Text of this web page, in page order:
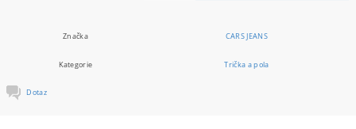
Značka CARS JEANS
Kategorie Trička a pola
Dotaz